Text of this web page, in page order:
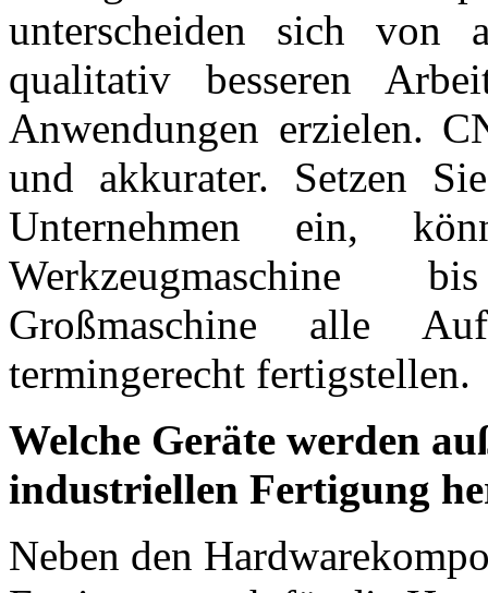
unterscheiden sich von
qualitativ besseren
Anwendungen erzielen.
und akkurater. Setzen
Unternehmen ein,
Werkzeugmaschine
Großmaschine alle
termingerecht fertigstellen.
Welche Geräte werden
industriellen Fertigung
Neben den